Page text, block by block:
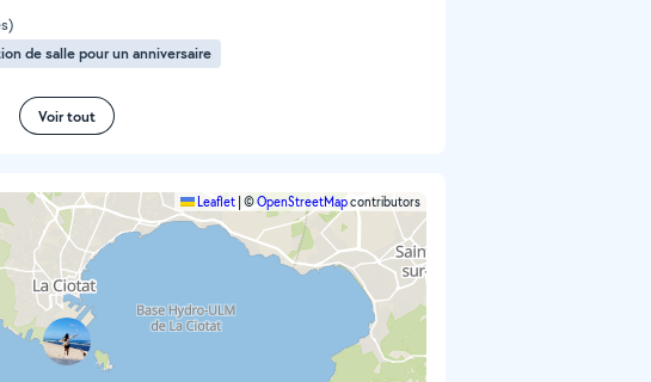
de salle pour un anniversaire
Voir tout
Leaflet ©OpenStreetMapcontributors